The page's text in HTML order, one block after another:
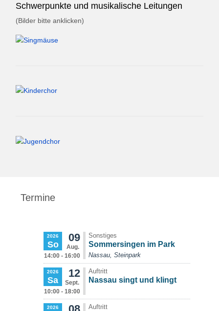
Schwerpunkte und musikalische Leitungen
(Bilder bitte anklicken)
Termine